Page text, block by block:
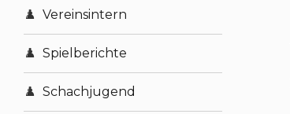
Statistisches
Vorstände
Vereinsmeister
Satzung
Impressum
Vereinsintern
Spielberichte
Schachjugend